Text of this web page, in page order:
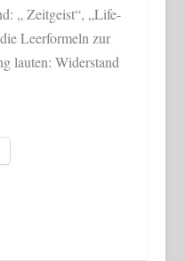
„ Zeitgeist“, „Life-
Leerformeln zur
lauten: Widerstand